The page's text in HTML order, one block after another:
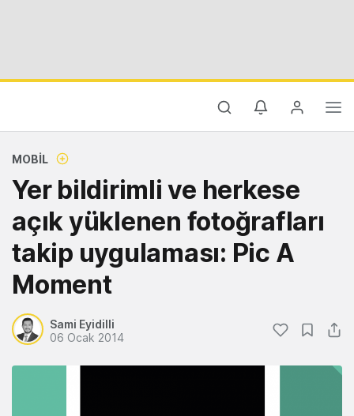
MOBIL
Yer bildirimli ve herkese
açık yüklenen fotoğrafları
takip uygulaması: Pic A
Moment
Sami Eyidilli
06 Ocak 2014